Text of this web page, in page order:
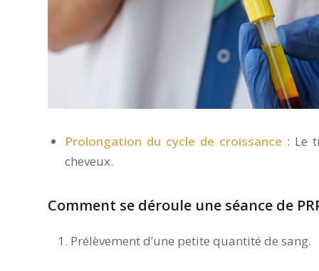
Prolongation du cycle de croissance : Le
cheveux.
Comment se déroule une séance de
Prélèvement d’une petite quantité de sang.